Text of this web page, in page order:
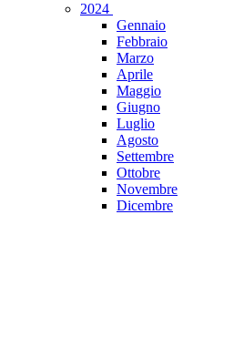
2024
Gennaio
Febbraio
Marzo
Aprile
Maggio
Giugno
Luglio
Agosto
Settembre
Ottobre
Novembre
Dicembre